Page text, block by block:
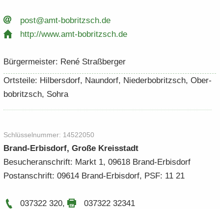
post@amt-​​bobritzsch.​de
http:/​/​www.​amt-​​bobritzsch.​de
Bür­ger­meis­ter: René Straß­ber­ger
Orts­tei­le: Hil­bers­dorf, Naun­dorf, Nie­der­bobritzsch, Ober­
bobritzsch, Sohra
Schlüs­sel­num­mer: 14522050
Brand-​Erbisdorf, Große Kreis­stadt
Be­su­cher­an­schrift: Markt 1, 09618 Brand-​Erbisdorf
Post­an­schrift: 09614 Brand-​Erbisdorf, PSF: 11 21
037322 320, 037322 32341